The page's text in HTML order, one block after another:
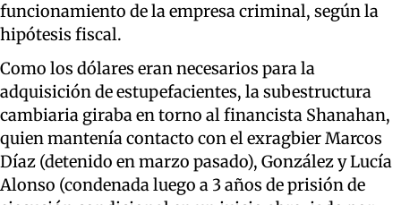
funcionamiento de la empresa criminal, según la
hipótesis fiscal.
Como los dólares eran necesarios para la
adquisición de estupefacientes, la subestructura
cambiaria giraba en torno al financista Shanahan,
quien mantenía contacto con el exragbier Marcos
Díaz (detenido en marzo pasado), González y Lucía
Alonso (condenada luego a 3 años de prisión de